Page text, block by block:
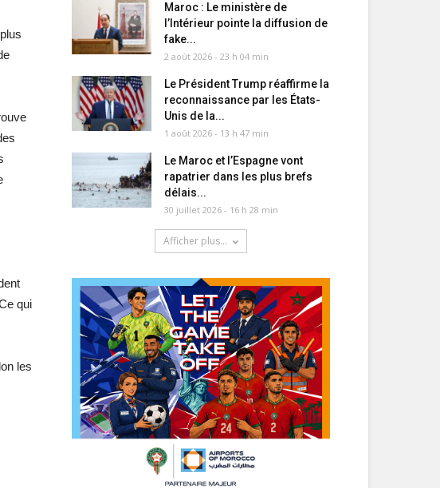
qui
les
Maroc : Le ministère de
l’Intérieur pointe la diffusion de
fake...
2 août 2026 - 23 h 04 min
Le Président Trump réaffirme la
reconnaissance par les États-
Unis de la...
1 août 2026 - 13 h 47 min
Le Maroc et l’Espagne vont
rapatrier dans les plus brefs
délais...
30 juillet 2026 - 16 h 28 min
Afficher plus...